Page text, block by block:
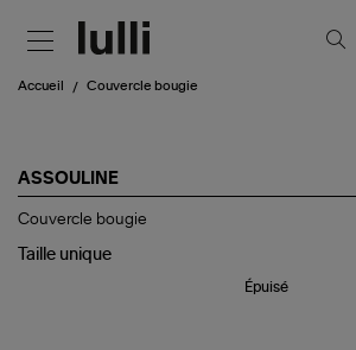
Accueil Couvercle bougie
ASSOULINE
Couvercle
Couvercle bougie
Taille unique
Épuisé